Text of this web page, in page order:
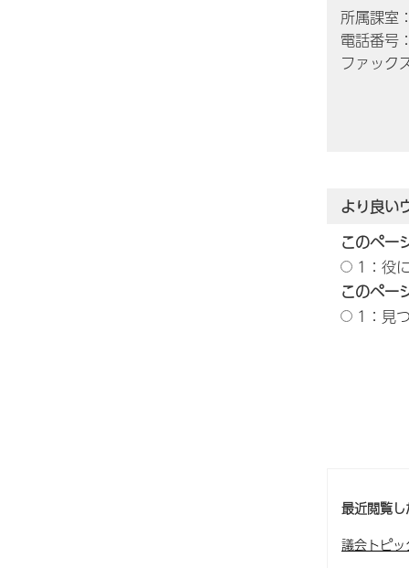
所属課室
電話番
ファッ
より良い
このペー
1：役
このペー
1：見
最近閲覧
議会トピ